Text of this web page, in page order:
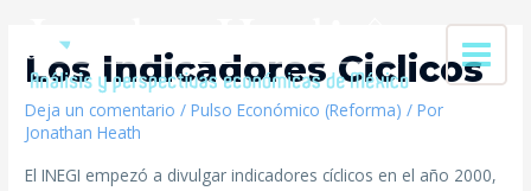
Los Indicadores Ciclicos
Deja un comentario /Pulso Económico (Reforma) / Por
Jonathan Heath
El INEGI empezó a divulgar indicadores cíclicos en el año 2000,